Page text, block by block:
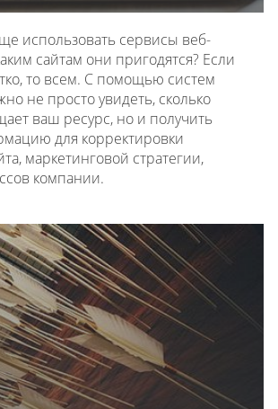
использовать сервисы веб-
сайтам они пригодятся? Если
то всем. С помощью систем
не просто увидеть, сколько
ваш ресурс, но и получить
для корректировки
маркетинговой стратегии,
компании.